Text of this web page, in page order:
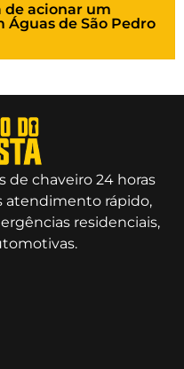
de acionar um
Águas de São Pedro
de chaveiro 24 horas
atendimento rápido,
residenciais,